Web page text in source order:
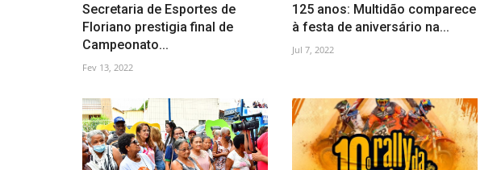
Secretaria de Esportes de
Floriano prestigia final de
Campeonato...
Fev 13, 2022
125 anos: Multidão comparece
à festa de aniversário na...
Jul 7, 2022